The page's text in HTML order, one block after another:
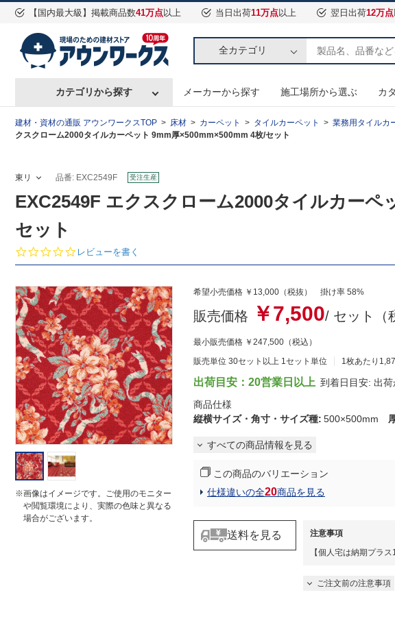
【国内最大級】掲載商品数41万点以上 当日出荷11万点以上 翌日出荷12万点
全カテゴリ
カテゴリから探す メーカーから探す 施工場所から選ぶ カ
建材・資材の通販 アウンワークスTOP 床材 カーペット タイルカーペット 業務用タイルカ
クスクローム2000タイルカーペット 9mm厚×500mm×500mm 4枚/セット
東リ 品番: EXC2549F 受注生産
EXC2549F エクスクローム2000タイルカーペ
セット
0.
0
t
a
r
r
a
t
i
n
g
レビューを書く
※画像はイメージです。ご使用のモニター
や閲覧環境により、実際の色味と異なる
場合がございます。
希望小売価格 ￥13,000（税抜） 掛け率 58%
販売価格 ￥7,500/ セット（
最小販売価格 ￥247,500 （税込）
販売単位 30セット以上 1セット単位
1枚あたり
出荷目安：20営業日以上 到着日目安: 出
商品仕様
縦横サイズ・角寸・サイズ種: 500×500mm
すべての商品情報を見る
この商品のバリエーション
仕様違いの全20商品を見る
注意事項
【個人宅は納期プラ
ご注文前の注意事項
送料を見る